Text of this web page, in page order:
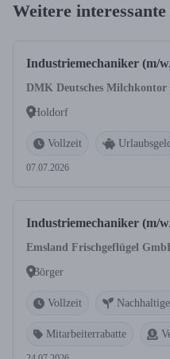
Weitere interessante
Industriemechaniker (m/
DMK Deutsches
Holdorf
Vollzeit
07.07.2026
Industriemechaniker (m/
Emsland Frischgeflügel
Börger
Vollzeit
Mitarbeiterrabatte